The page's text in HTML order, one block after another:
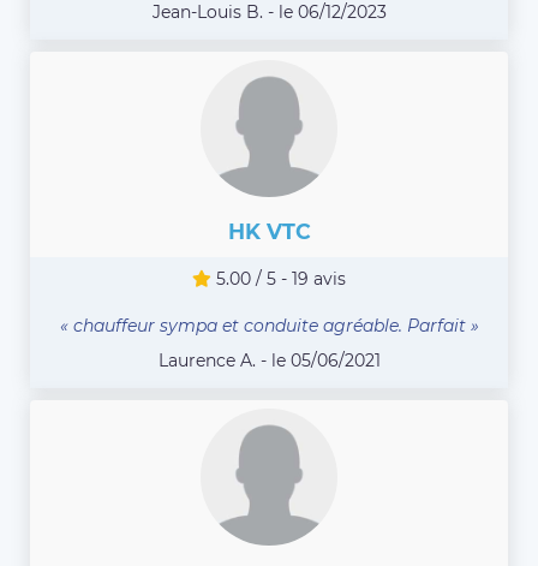
Jean-Louis B. - le 06/12/2023
HK VTC
5.00 / 5 - 19 avis
« chauffeur sympa et conduite agréable. Parfait »
Laurence A. - le 05/06/2021